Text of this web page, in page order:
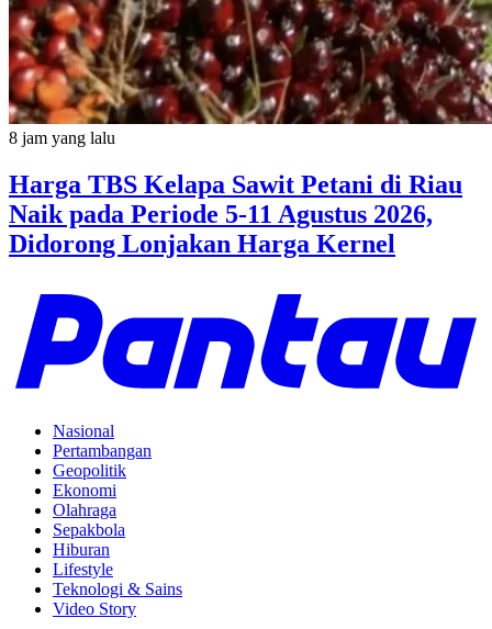
8 jam yang lalu
Harga TBS Kelapa Sawit Petani di Riau
Naik pada Periode 5-11 Agustus 2026,
Didorong Lonjakan Harga Kernel
Nasional
Pertambangan
Geopolitik
Ekonomi
Olahraga
Sepakbola
Hiburan
Lifestyle
Teknologi & Sains
Video Story